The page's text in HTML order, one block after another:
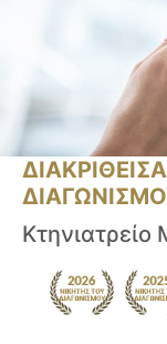
ΔΙΑΓΩΝΙΣΜΟΥ
Κτηνιατρείο